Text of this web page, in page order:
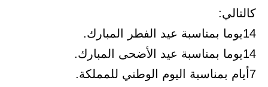
كالتالي:
14يوما بمناسبة عيد الفطر المبارك.
14يوما بمناسبة عيد الأضحى المبارك.
7أيام بمناسبة اليوم الوطني للمملكة.